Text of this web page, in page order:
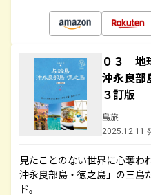
０３ 地
沖永良
３訂版
島旅
2025.12.11
見たことのない世界に心奪
沖永良部島・徳之島」の三島
ド。